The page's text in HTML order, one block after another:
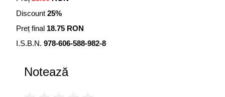
Discount 25%
Preț final 18.75 RON
I.S.B.N. 978-606-588-982-8
Notează